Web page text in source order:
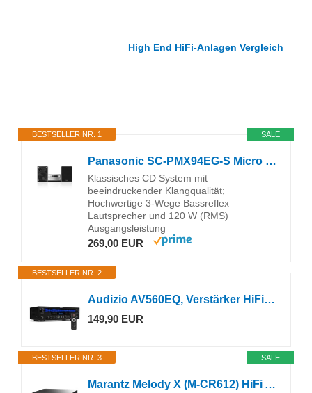
High End HiFi-Anlagen Vergleich
SALE
BESTSELLER NR. 1
Panasonic SC-PMX94EG-S Micro HiFi System (120 W RMS, Digital DAB+, CD, UKW , Bluetooth, USB, AUX) silber, Einheitsgröße
Klassisches CD System mit
beeindruckender Klangqualität;
Hochwertige 3-Wege Bassreflex
Lautsprecher und 120 W (RMS)
Ausgangsleistung
269,00 EUR
BESTSELLER NR. 2
Audizio AV560EQ, Verstärker HiFi Stereo mit Subwoofer-Out, TV & Musik, USB
149,90 EUR
SALE
BESTSELLER NR. 3
Marantz Melody X (M-CR612) HiFi Anlage, CD-Player, DAB+ Radio, Musikstreaming, HEOS Multiroom, Bluetooth & AirPlay 2, Alexa Kompatibel, 2 Optische TV-Eingänge